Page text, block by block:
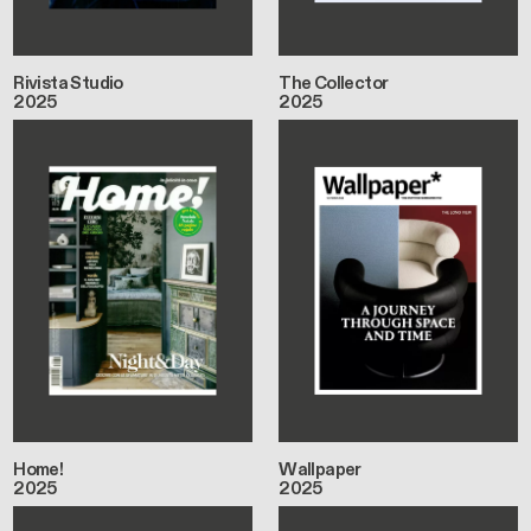
Rivista Studio
2025
The Collector
2025
Home!
2025
Wallpaper
2025